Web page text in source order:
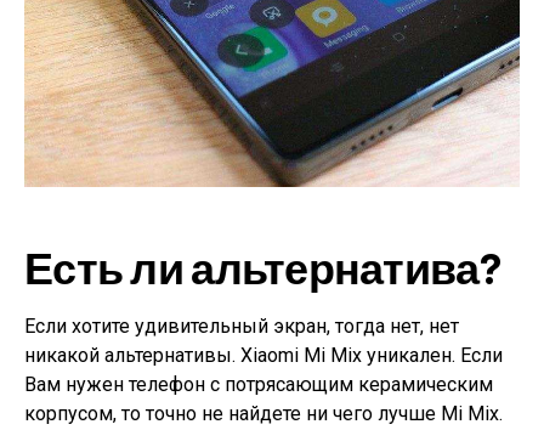
Есть ли альтернатива?
Если хотите удивительный экран, тогда нет, нет
никакой альтернативы. Xiaomi Mi Mix уникален. Если
Вам нужен телефон с потрясающим керамическим
корпусом, то точно не найдете ни чего лучше Mi Mix.